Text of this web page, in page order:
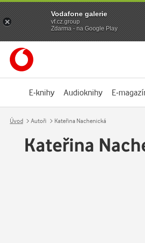
E-knihy Audioknihy E-
Úvod Autoři Kateřina Nachenická
Kateřina
Vodafone galerie
vf.cz.group
Zdarma - na Google Play